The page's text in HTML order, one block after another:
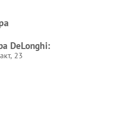
DeLonghi
DeLonghi:
23